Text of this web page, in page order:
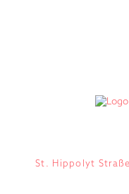
St. Hippolyt